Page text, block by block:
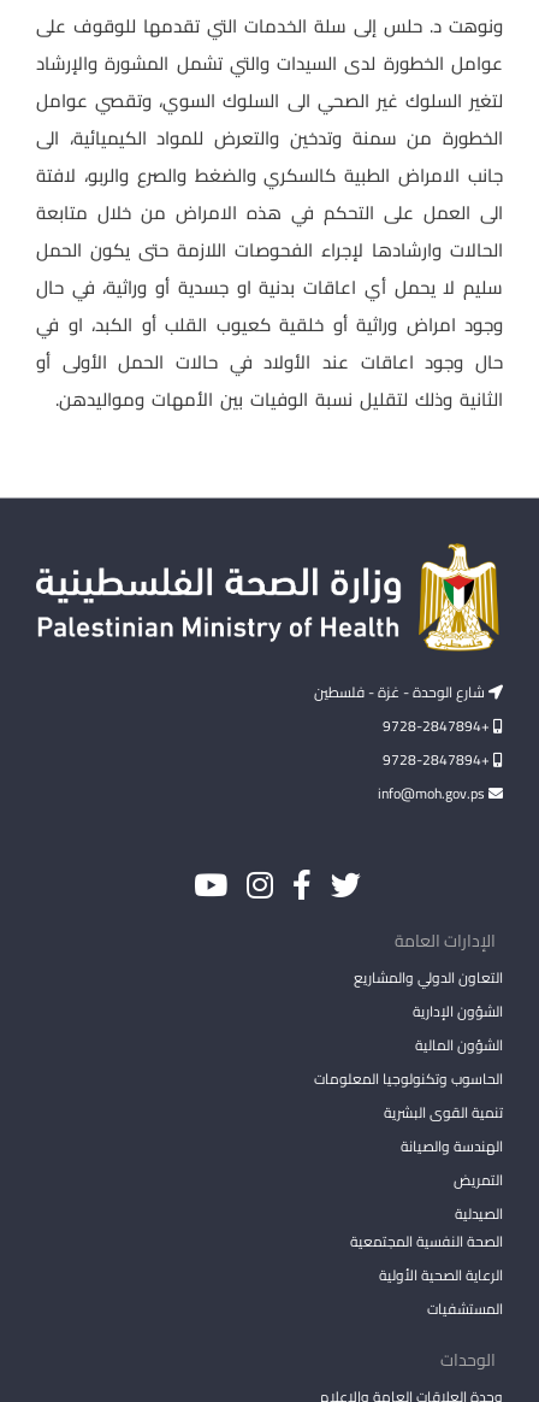
ونوهت د. حلس إلى سلة الخدمات التي تقدمها للوقوف على
عوامل الخطورة لدى السيدات والتي تشمل المشورة والإرشاد
لتغير السلوك غير الصحي الى السلوك السوي، وتقصي عوامل
الخطورة من سمنة وتدخين والتعرض للمواد الكيميائية، الى
جانب الامراض الطبية كالسكري والضغط والصرع والربو، لافتة
الى العمل على التحكم في هذه الامراض من خلال متابعة
الحالات وارشادها لإجراء الفحوصات اللازمة حتى يكون الحمل
سليم لا يحمل أي اعاقات بدنية او جسدية أو وراثية، في حال
وجود امراض وراثية أو خلقية كعيوب القلب أو الكبد، او في
حال وجود اعاقات عند الأولاد في حالات الحمل الأولى أو
الثانية وذلك لتقليل نسبة الوفيات بين الأمهات ومواليدهن.
شارع الوحدة - غزة - فلسطين
+9728-2847894
+9728-2847894
الإدارات العامة
التعاون الدولي والمشاريع
الشؤون الإدارية
الشؤون المالية
الحاسوب وتكنولوجيا المعلومات
تنمية القوى البشرية
الهندسة والصيانة
التمريض
الصيدلية
الصحة النفسية المجتمعية
الرعاية الصحية الأولية
المستشفيات
الوحدات